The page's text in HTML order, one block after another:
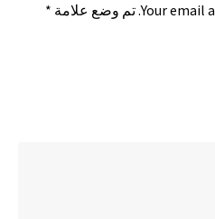
Your email تم وضع علامة *